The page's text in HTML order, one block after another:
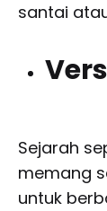
santai
Sejarah
memang
untuk